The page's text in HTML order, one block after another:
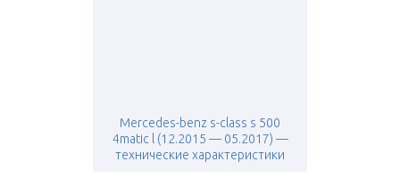
Mercedes-benz s-class s 500
4matic l (12.2015 — 05.2017) —
технические характеристики